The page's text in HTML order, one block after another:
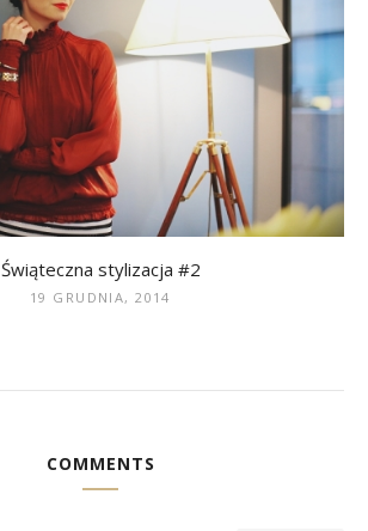
Świąteczna stylizacja #2
19 GRUDNIA, 2014
COMMENTS